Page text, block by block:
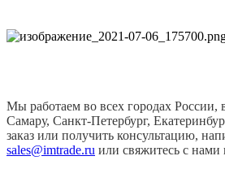
Мы работаем во всех городах России,
Самару, Санкт-Петербург,
заказ или получить консультацию,
sales@imtrade.ru или свяжитесь с нами